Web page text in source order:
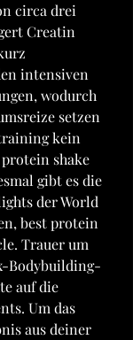
circa drei
Creatin
intensiven
wodurch
setzen
kein
shake
gibt es die
der World
best protein
Trauer um
Bodybuilding-
auf die
Um das
aus deiner